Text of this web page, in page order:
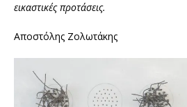
εικαστικές προτάσεις.
Αποστόλης Ζολωτάκης